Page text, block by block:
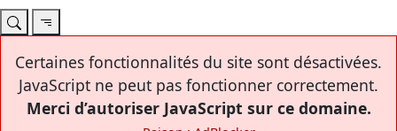
Certaines fonctionnalités du site sont désactivées.
JavaScript ne peut pas fonctionner correctement.
Merci d’autoriser JavaScript sur ce domaine.